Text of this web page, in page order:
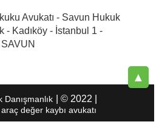
Avukatı - Savun Hukuk
- Kadıköy - İstanbul 1 -
▲
Danışmanlık | © 2022 |
|araç değer kaybı avukatı